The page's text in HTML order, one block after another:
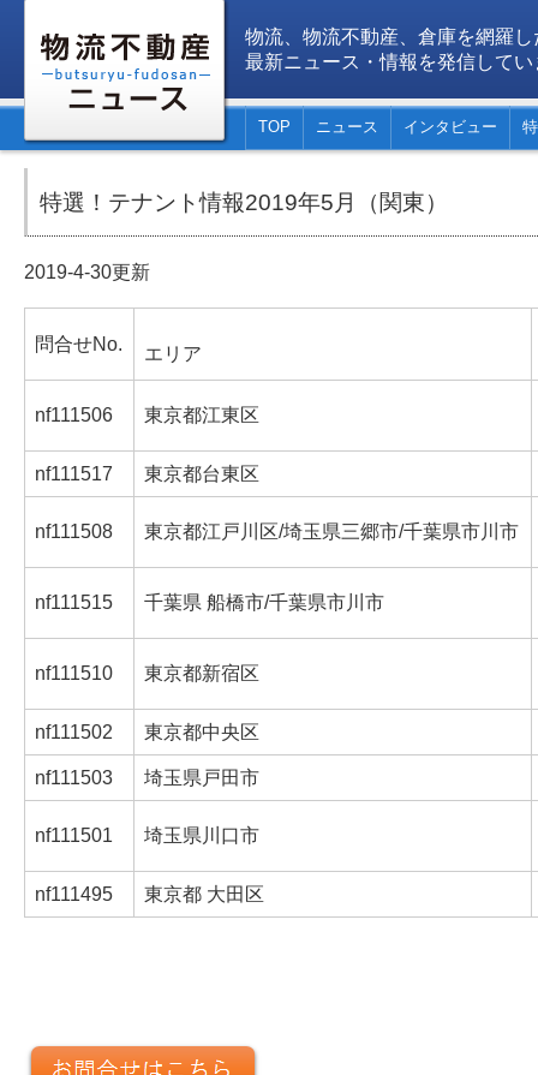
物流、物流不動産、倉庫を網羅し
最新ニュース・情報を発信してい
TOP ニュース インタビュー
特選！テナント情報2019年5月（関東）
2019-4-30更新
問合せNo. エリア
nf111506 東京都江東区
nf111517 東京都台東区
nf111508 東京都江戸川区/埼玉県三郷市/千葉県市川市
nf111515 千葉県 船橋市/千葉県市川市
nf111510 東京都新宿区
nf111502 東京都中央区
nf111503 埼玉県戸田市
nf111501 埼玉県川口市
nf111495 東京都 大田区